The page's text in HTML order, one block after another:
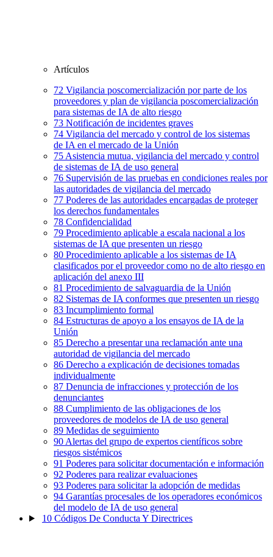
Artículos
72 Vigilancia poscomercialización por parte de los
proveedores y plan de vigilancia poscomercialización
para sistemas de IA de alto riesgo
73 Notificación de incidentes graves
74 Vigilancia del mercado y control de los sistemas
de IA en el mercado de la Unión
75 Asistencia mutua, vigilancia del mercado y control
de sistemas de IA de uso general
76 Supervisión de las pruebas en condiciones reales por
las autoridades de vigilancia del mercado
77 Poderes de las autoridades encargadas de proteger
los derechos fundamentales
78 Confidencialidad
79 Procedimiento aplicable a escala nacional a los
sistemas de IA que presenten un riesgo
80 Procedimiento aplicable a los sistemas de IA
clasificados por el proveedor como no de alto riesgo en
aplicación del anexo III
81 Procedimiento de salvaguardia de la Unión
82 Sistemas de IA conformes que presenten un riesgo
83 Incumplimiento formal
84 Estructuras de apoyo a los ensayos de IA de la
Unión
85 Derecho a presentar una reclamación ante una
autoridad de vigilancia del mercado
86 Derecho a explicación de decisiones tomadas
individualmente
87 Denuncia de infracciones y protección de los
denunciantes
88 Cumplimiento de las obligaciones de los
proveedores de modelos de IA de uso general
89 Medidas de seguimiento
90 Alertas del grupo de expertos científicos sobre
riesgos sistémicos
91 Poderes para solicitar documentación e información
92 Poderes para realizar evaluaciones
93 Poderes para solicitar la adopción de medidas
94 Garantías procesales de los operadores económicos
del modelo de IA de uso general
10 Códigos De Conducta Y Directrices